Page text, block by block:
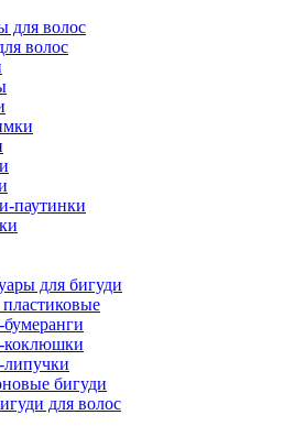
волос
паутинки
для бигуди
коклюшки
липучки
бигуди
для волос